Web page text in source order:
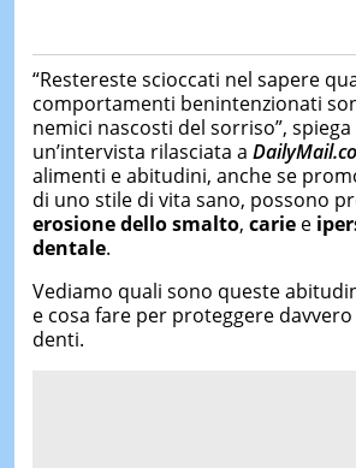
“Restereste scioccati nel sapere
comportamenti benintenzionati
nemici nascosti del sorriso”,
un’intervista rilasciata a
alimenti e abitudini, anche se
di uno stile di vita sano, possono
erosione dello smalto, cariee
dentale.
Vediamo quali sono queste
e cosa fare per proteggere
denti.